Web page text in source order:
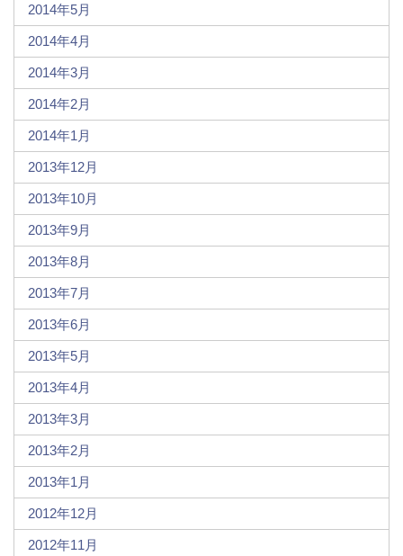
2014年5月
2014年4月
2014年3月
2014年2月
2014年1月
2013年12月
2013年10月
2013年9月
2013年8月
2013年7月
2013年6月
2013年5月
2013年4月
2013年3月
2013年2月
2013年1月
2012年12月
2012年11月